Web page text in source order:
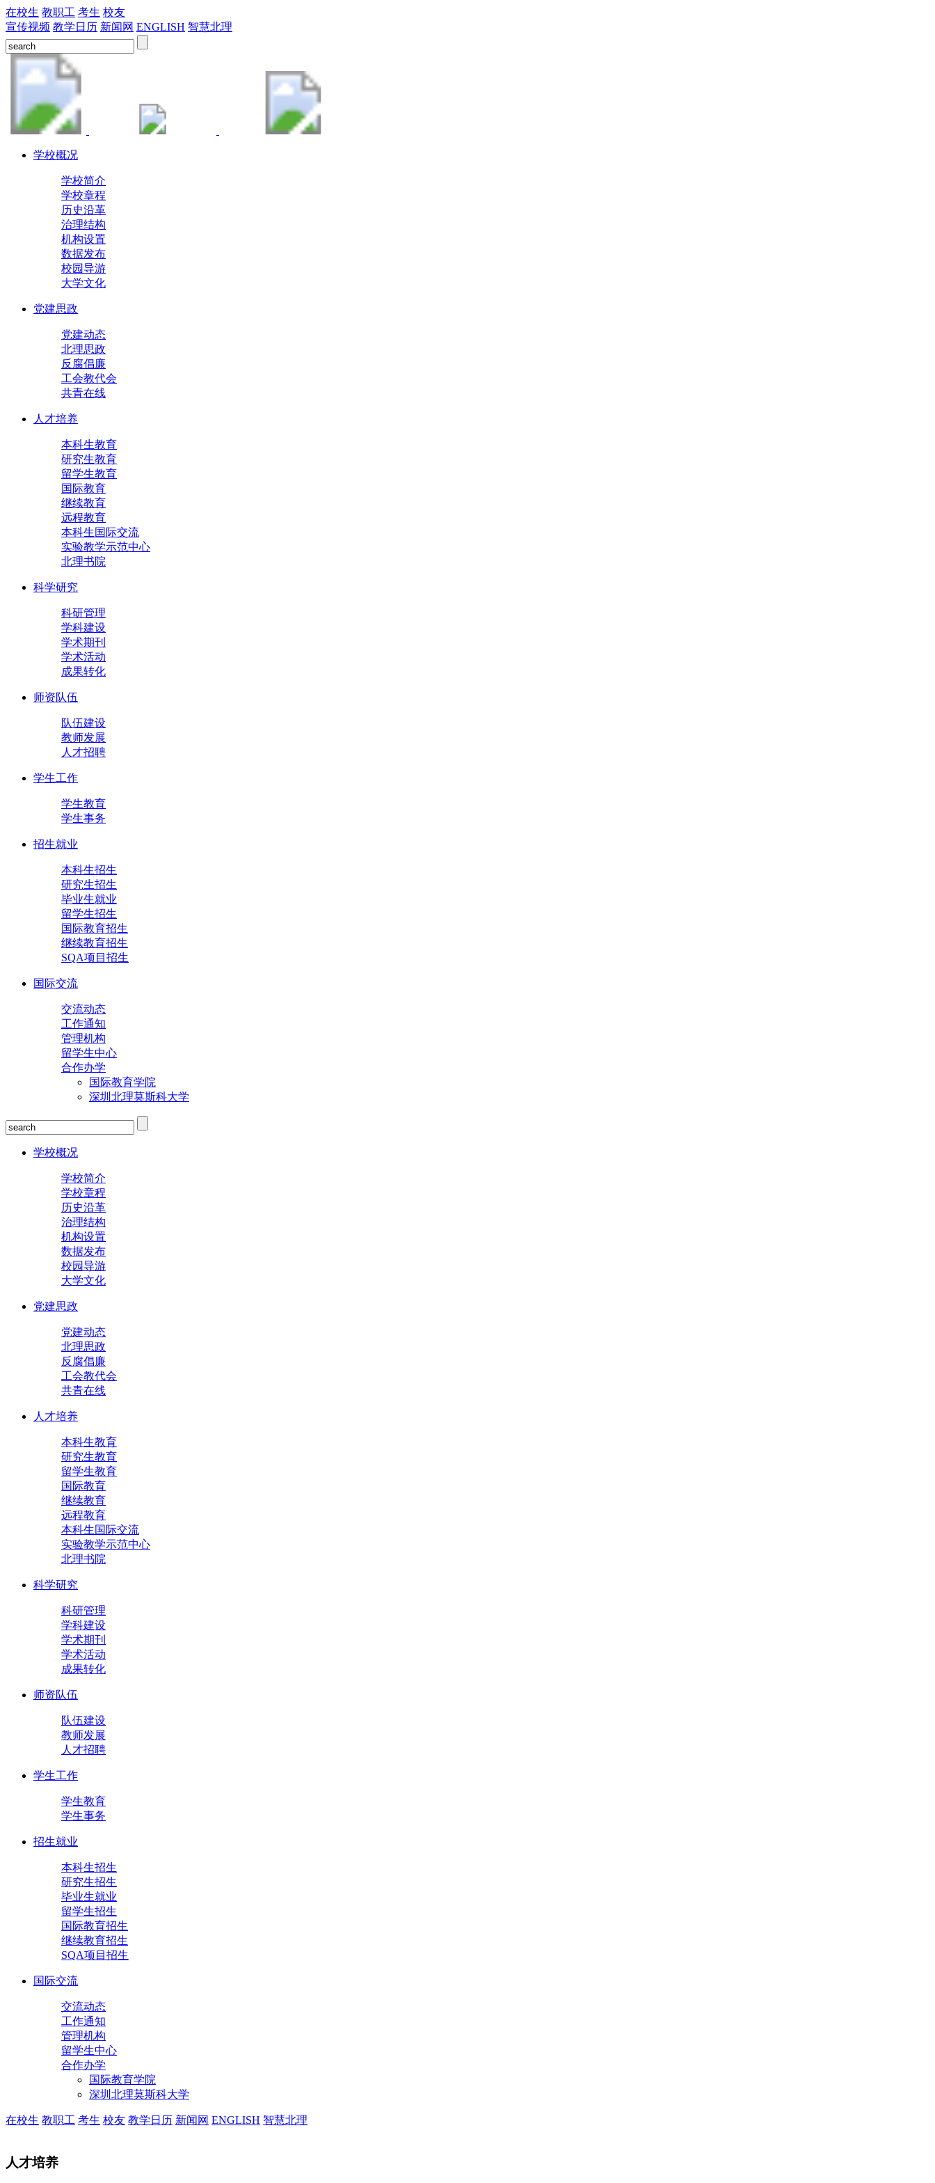
在校生 教职工 考生 校友
宣传视频 教学日历 新闻网 ENGLISH 智慧北理
学校概况
学校简介
学校章程
历史沿革
治理结构
机构设置
数据发布
校园导游
大学文化
党建思政
党建动态
北理思政
反腐倡廉
工会教代会
共青在线
人才培养
本科生教育
研究生教育
留学生教育
国际教育
继续教育
远程教育
本科生国际交流
实验教学示范中心
北理书院
科学研究
科研管理
学科建设
学术期刊
学术活动
成果转化
师资队伍
队伍建设
教师发展
人才招聘
学生工作
学生教育
学生事务
招生就业
本科生招生
研究生招生
毕业生就业
留学生招生
国际教育招生
继续教育招生
SQA项目招生
国际交流
交流动态
工作通知
管理机构
留学生中心
合作办学
国际教育学院
深圳北理莫斯科大学
学校概况
学校简介
学校章程
历史沿革
治理结构
机构设置
数据发布
校园导游
大学文化
党建思政
党建动态
北理思政
反腐倡廉
工会教代会
共青在线
人才培养
本科生教育
研究生教育
留学生教育
国际教育
继续教育
远程教育
本科生国际交流
实验教学示范中心
北理书院
科学研究
科研管理
学科建设
学术期刊
学术活动
成果转化
师资队伍
队伍建设
教师发展
人才招聘
学生工作
学生教育
学生事务
招生就业
本科生招生
研究生招生
毕业生就业
留学生招生
国际教育招生
继续教育招生
SQA项目招生
国际交流
交流动态
工作通知
管理机构
留学生中心
合作办学
国际教育学院
深圳北理莫斯科大学
在校生 教职工 考生 校友 教学日历 新闻网 ENGLISH 智慧北理
人才培养